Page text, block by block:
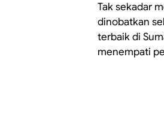
Tak sekadar
dinobatkan
terbaik di
menempati